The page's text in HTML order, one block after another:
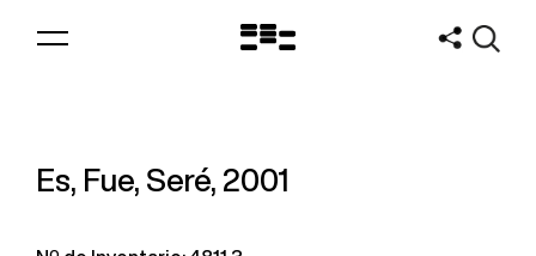
Logo
Es, Fue, Seré, 2001